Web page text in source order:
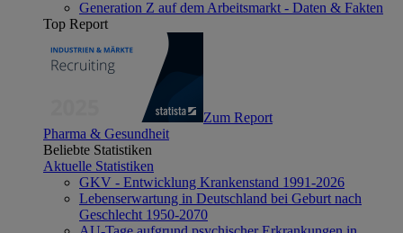
Generation Z auf dem Arbeitsmarkt - Daten & Fakten
Top Report
Zum Report
Pharma & Gesundheit
Beliebte Statistiken
Aktuelle Statistiken
GKV - Entwicklung Krankenstand 1991-2026
Lebenserwartung in Deutschland bei Geburt nach
Geschlecht 1950-2070